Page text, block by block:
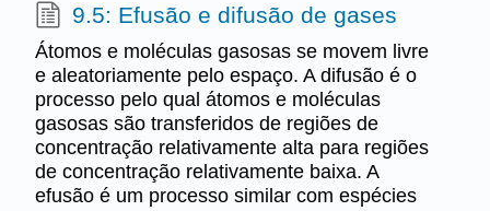
9.5: Efusão e difusão de gases
Átomos e moléculas gasosas se movem livre
e aleatoriamente pelo espaço. A difusão é o
processo pelo qual átomos e moléculas
gasosas são transferidos de regiões de
concentração relativamente alta para regiões
de concentração relativamente baixa. A
efusão é um processo similar com espécies